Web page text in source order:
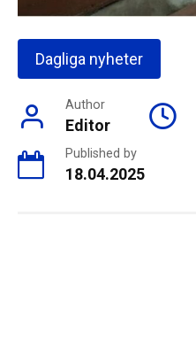
Dagliga nyheter
Author
Editor
Published by
18.04.2025